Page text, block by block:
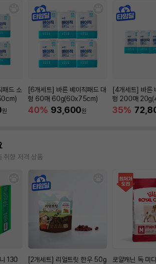
패드 소
원
[6개세트] 바른 베이직패드 대
형 60매 60g(60x75cm)
40% 93,600원
[4개세트] 바른
형 200매
35%
취향 저격 상품
130
[2개세트] 리얼트릿 한우 50g
로얄캐닌 독 미